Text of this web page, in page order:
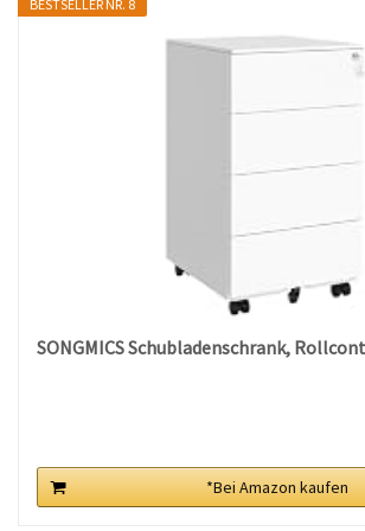
BESTSELLER NR. 8
SONGMICS Schubladenschrank,
*Bei Amazon kaufen